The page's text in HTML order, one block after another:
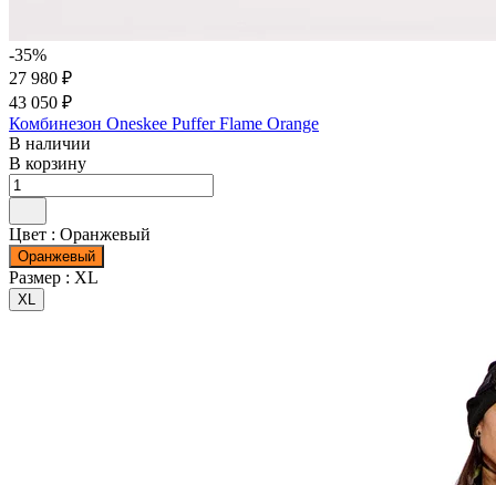
-35%
27 980 ₽
43 050 ₽
Комбинезон Oneskee Puffer Flame Orange
В наличии
В корзину
Цвет : Оранжевый
Оранжевый
Размер : XL
XL